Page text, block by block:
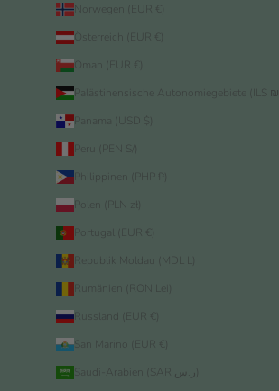
Norwegen (EUR €)
Österreich (EUR €)
Oman (EUR €)
Palästinensische Autonomiegebiete (ILS ₪)
Panama (USD $)
Peru (PEN S/)
Philippinen (PHP ₱)
Polen (PLN zł)
Portugal (EUR €)
Republik Moldau (MDL L)
Rumänien (RON Lei)
Russland (EUR €)
San Marino (EUR €)